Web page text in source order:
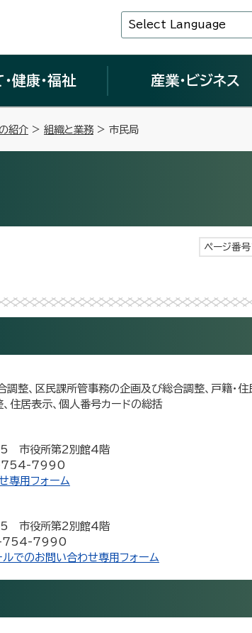
Select Language
健康・福祉 産業・ビジネス
紹介 > 組織と業務 > 市民局
ページ番
整、区民課所管事務の企画及び総合調整、戸籍・
住居表示、個人番号カードの総括
市役所第2別館4階
754-7990
専用フォーム
市役所第2別館4階
754-7990
でのお問い合わせ専用フォーム